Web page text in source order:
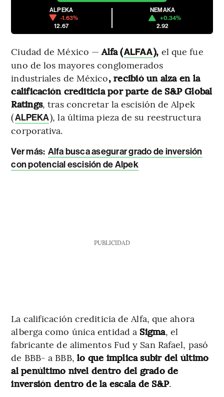
ALPEKA
-1.63%
12.67
NEMAKA
+0.34%
2.92
Ciudad de México —Alfa (ALFAA), el que fue
uno de los mayores conglomerados
industriales de México, recibió un alza en la
calificación crediticia por parte de S&P Global
Ratings, tras concretar la escisión de Alpek
(ALPEKA), la última pieza de su reestructura
corporativa.
Ver más: Alfa busca asegurar grado de inversión
con potencial escisión de Alpek
PUBLICIDAD
La calificación crediticia de Alfa, que ahora
alberga como única entidad a Sigma, el
fabricante de alimentos Fud y San Rafael, pasó
de BBB- a BBB, lo que implica subir del último
al penúltimo nivel dentro del grado de
inversión dentro de la escala de S&P.